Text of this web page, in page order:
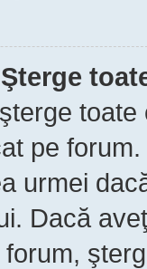
pe
urmei
Dacă